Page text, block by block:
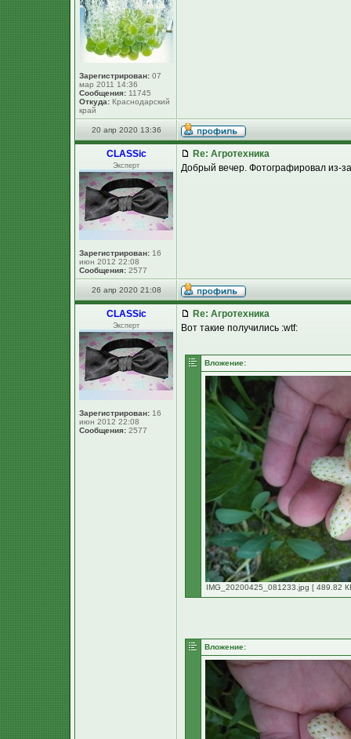
Зарегистрирован: 07
мар 2011 14:36
Сообщения: 11745
Откуда: Краснодарский
край
20 апр 2020 13:36
CLASSic
Эксперт
Зарегистрирован: 16
июн 2012 22:08
Сообщения: 2577
Re: Агротехника
Добрый вечер. Фотографировал из-
26 апр 2020 21:08
CLASSic
Эксперт
Зарегистрирован: 16
июн 2012 22:08
Сообщения: 2577
Re: Агротехника
Вот такие получились :wtf:
Вложение:
IMG_20200425_081233.jpg [ 489.82
Вложение: